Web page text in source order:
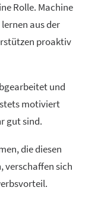
Rolle. Machine
aus der
proaktiv
und
motiviert
gut sind.
die diesen
verschaffen sich